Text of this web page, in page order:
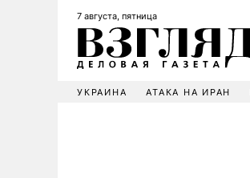
7 августа, пятница
УКРАИНА АТАКА НА ИРАН